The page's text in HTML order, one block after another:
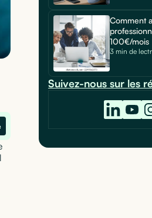
Comment
100€/mois
3 min de lectr
Suivez-nous sur les